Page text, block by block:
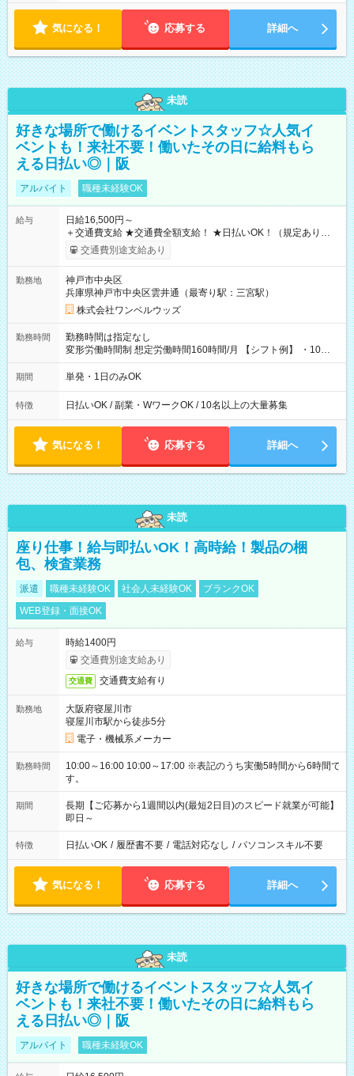
気になる！ 応募する 詳細へ
未読
好きな場所で働けるイベントスタッフ☆人気イ
ベントも！来社不要！働いたその日に給料もら
える日払い◎｜阪
アルバイト 職種未経験OK
給与
日給16,500円～
＋交通費支給 ★交通費全額支給！ ★日払いOK！（規定あり） ┗
働いたその日に現金GET♪ お仕事後はコンビニATMから 日払
交通費別途支給あり
勤務地
神戸市中央区
兵庫県神戸市中央区雲井通（最寄り駅：三宮駅）
株式会社ワンベルウッズ
勤務時間
勤務時間は指定なし
変形労働時間制 想定労働時間160時間/月 【シフト例】 ・10：
00～20：00
期間 単発・1日のみOK
特徴 日払いOK / 副業・WワークOK / 10名以上の大量募集
気になる！ 応募する 詳細へ
未読
座り仕事！給与即払いOK！高時給！製品の梱
包、検査業務
派遣 職種未経験OK 社会人未経験OK
ブランクOK
WEB登録・面接OK
給与
時給1400円
交通費別途支給あり
交通費 交通費支給有り
勤務地
大阪府寝屋川市
寝屋川市駅から徒歩5分
電子・機械系メーカー
勤務時間
10:00～16:00 10:00～17:00 ※表記のうち実働5時間から6時間で
す。
期間
長期【ご応募から1週間以内(最短2日目)のスピード就業が可能】
即日～
特徴 日払いOK / 履歴書不要 / 電話対応なし / パソコンスキル不要
気になる！ 応募する 詳細へ
未読
好きな場所で働けるイベントスタッフ☆人気イ
ベントも！来社不要！働いたその日に給料もら
える日払い◎｜阪
アルバイト 職種未経験OK